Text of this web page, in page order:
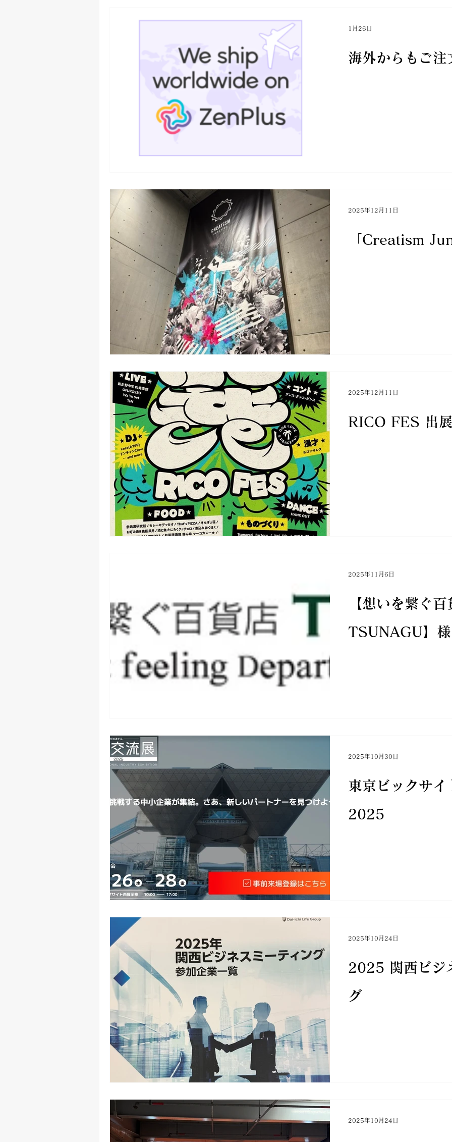
海外からもご注
1月26日
「Creatism
2025年12月11日
RICO FES 出
2025年12月11日
【想いを繋ぐ百
TSUNAGU】様
2025年11月6日
東京ビックサ
2025
2025年10月30日
2025 関西ビジ
グ
2025年10月24日
2025年10月24日